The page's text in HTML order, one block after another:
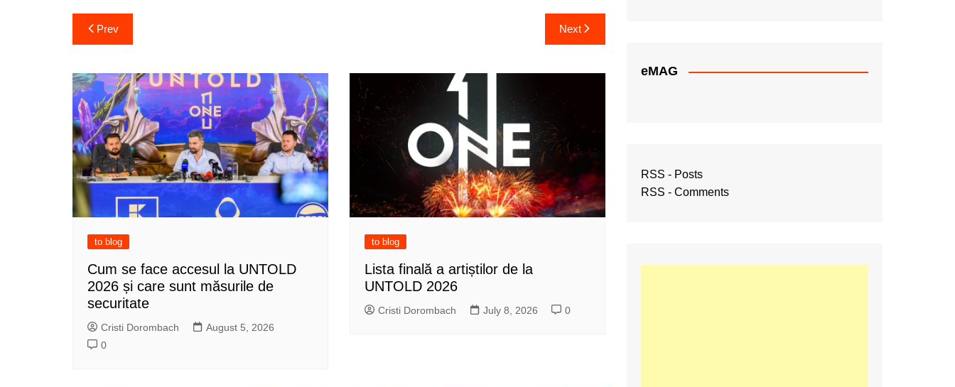
Post
navigation
Prev Next
to blog
Cum se face accesul la UNTOLD
2026 și care sunt măsurile de
securitate
Cristi Dorombach
August 5, 2026
0
to blog
Lista finală a artiștilor de la
UNTOLD 2026
Cristi Dorombach July 8, 2026 0
eMAG
RSS - Posts
RSS - Comments